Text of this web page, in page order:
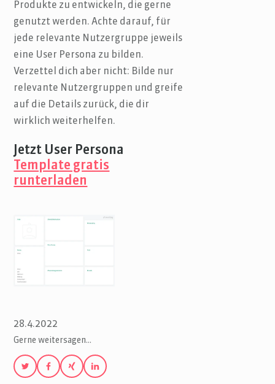
Produkte zu entwickeln, die gerne
genutzt werden. Achte darauf, für
jede relevante Nutzergruppe jeweils
eine User Persona zu bilden.
Verzettel dich aber nicht: Bilde nur
relevante Nutzergruppen und greife
auf die Details zurück, die dir
wirklich weiterhelfen.
Jetzt User Persona
Template gratis
runterladen
28.4.2022
Gerne weitersagen…